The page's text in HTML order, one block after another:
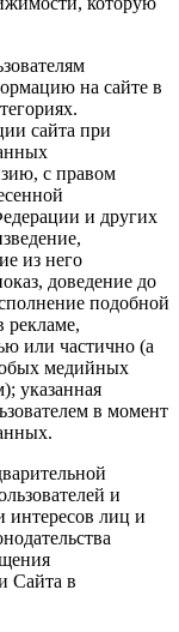
на сайте в
сайта при
с правом
и других
из него
доведение до
подобной
рекламе,
или частично (а
медийных
указанная
в момент
и
интересов лиц и
Сайта в